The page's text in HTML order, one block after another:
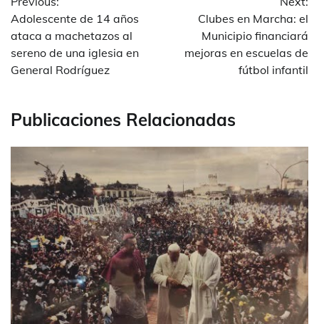
de
entradas
Adolescente de 14 años
ataca a machetazos al
sereno de una iglesia en
General Rodríguez
Clubes en Marcha: el
Municipio financiará
mejoras en escuelas de
fútbol infantil
Publicaciones Relacionadas